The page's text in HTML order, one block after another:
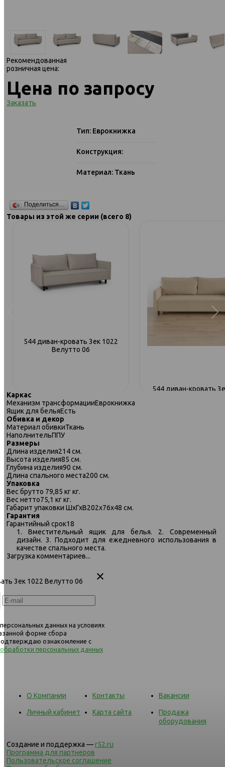
Рекомендованная
розничная цена:
Цена по запросу
Заказать
Тип: Еврокнижка
Конструкция:
Материал: Ткань
Поделиться…
Товары из этой же серии (всего 8)
544 диван-кровать 3ек 1022
Велутто 06
544 диван-кровать
544 диван-кровать 3ек 901
Велутто 53
Каркас
Механизм трансформацииЕврокнижка
Ящик для бельяЕсть
Обивка и декор
Материал обивкиТкань
НаполнительППУ
Размеры
Длина изделия214 см.
Высота изделия85 см.
Глубина изделия90 см.
Длина спального места200 см.
Упаковка
Вес брутто 79,85 кг кг.
Вес нетто75,1 кг кг.
Габарит упаковки ШхГхВ202х76х48 см.
Гарантия
Гарантийный срок18
1. Вместительный ящик для белья. 2. Современный
дизайн. 3. Подходит для ежедневного использования в
качестве спального места.
Загрузка комментариев...
3ек 1022 Велутто 06
данных на условиях
форме сбора
ознакомление с
персональных данных
О Компании Контакты Вакансии
Личный кабинет Карта сайта
Продажа
оборудования
Создание и поддержка —r52.ru
Программа для партнеров
Пользовательское соглашение